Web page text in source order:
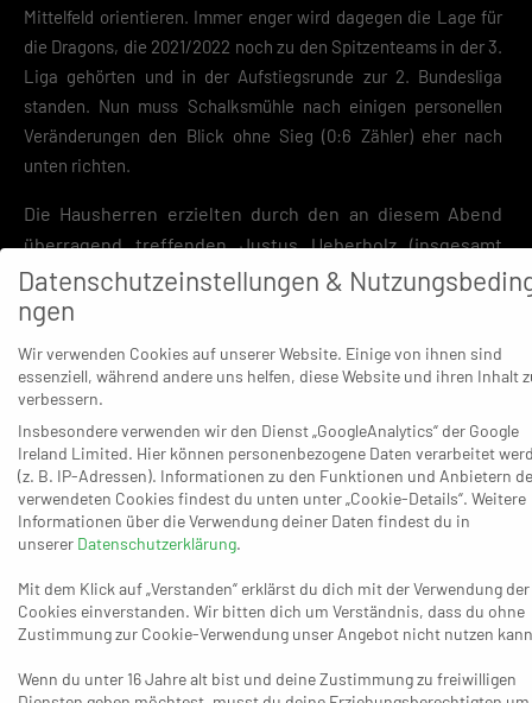
Mittelfeld orientieren. Immer enger wird dagegen die Lage für
die Dragons, die 2021/2022 noch zu den Spitzenteams in der 3.
Liga gehörten und in der Aufstiegsrunde zur 2. Bundesliga
standen. Nun muss Schalksmühle nach einigen personellen
Veränderungen den Blick ohne Sieg (0:6 Zähler) eher nach
unten richten.
Die Hausherren erzielten durch den an diesem Abend
überragend treffenden Justus Ueberholz (insgesamt
zehn Treffer) schon nach 34 Sekunden das 1:0 und lagen
über die gesamten 60 Minuten meistens vorne.
sich aber gleichzeitig nie abschütteln, glich mehr als
einmal aus und sorgte sogar für einen Panther-
Rückstand – 9:7 (16.), 11:11 (20.), 15:15 (28.), 15:16 (29.), 16:17
(30.), 17:17 (30.), 19:21 (36.). Die entscheidende Wende
gelang den Gastgebern dann nach dem 23:24 (45.), als sie
vier Treffer hintereinander zum 27:24 (49.) erzielten und
die Dragons hier zur nächsten Auszeit zwangen. Der Rest
des Duells wurde nun tatsächlich zum Zitterspiel – 28:27
(54.), 29:28 (56.). Gut 120 Sekunden später durften die
Panther wieder aufatmen, nachdem Dorian Wöstmann
(57.) und Jan Blum (58./in Überzahl) auf 31:28 erhöht
Datenschutzeinstellungen &
ngen
Wir verwenden Cookies auf unserer Website. Einige von ihnen sind
essenziell, während andere uns helfen, diese Website und ihren Inhalt
verbessern.
Insbesondere verwenden wir den Dienst „GoogleAnalytics“ der Google
Ireland Limited. Hier können personenbezogene Daten verarbeitet
(z. B. IP-Adressen). Informationen zu den Funktionen und Anbietern
verwendeten Cookies findest du unten unter „Cookie-Details“. Weitere
Informationen über die Verwendung deiner Daten findest du in
unserer Datenschutzerklärung.
Mit dem Klick auf „Verstanden“ erklärst du dich mit der Verwendung der
Cookies einverstanden. Wir bitten dich um Verständnis, dass du ohne
Zustimmung zur Cookie-Verwendung unser Angebot nicht nutzen
Wenn du unter 16 Jahre alt bist und deine Zustimmung zu freiwilligen